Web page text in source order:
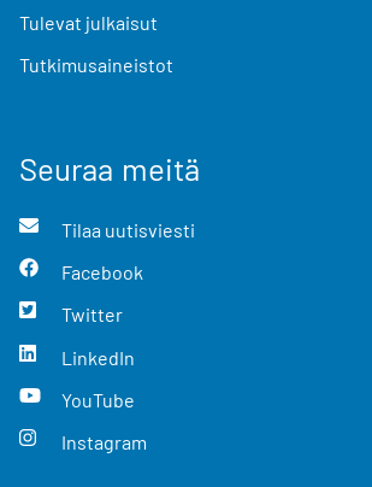
Tulevat julkaisut
Tutkimusaineistot
Seuraa meitä
Tilaa uutisviesti
Facebook
Twitter
LinkedIn
YouTube
Instagram